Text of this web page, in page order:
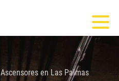
Ascensores en Las Palmas